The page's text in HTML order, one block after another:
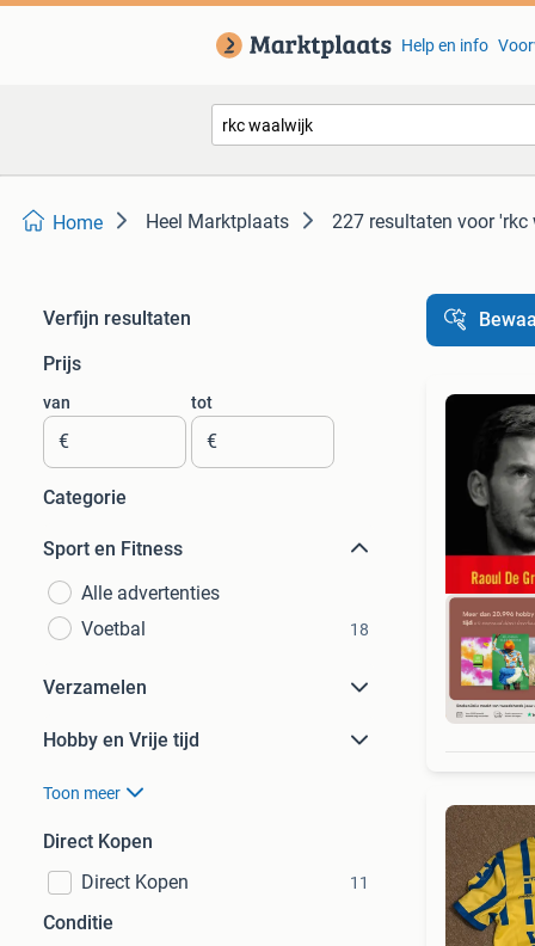
Help en info
Home Heel Marktplaats 227 resultaten voor 'rkc
Verfijn resultaten
Prijs
van
€
tot
€
Categorie
Sport en Fitness
Alle advertenties
Voetbal
18
Verzamelen
Hobby en Vrije tijd
Toon meer
Direct Kopen
Direct Kopen
11
Conditie